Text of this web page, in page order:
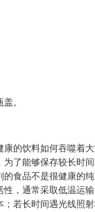
。
的饮料如何吞噬着
为了能够保存较长时
食品不是很健康的
，通常采取低温运
若长时间遇光线照